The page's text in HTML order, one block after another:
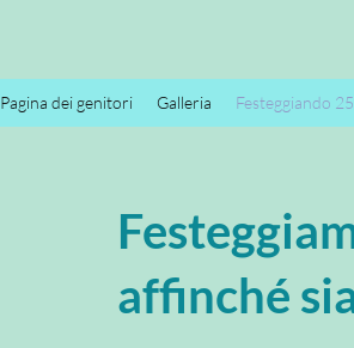
Pagina dei genitori Galleria Festeggiando
affinché